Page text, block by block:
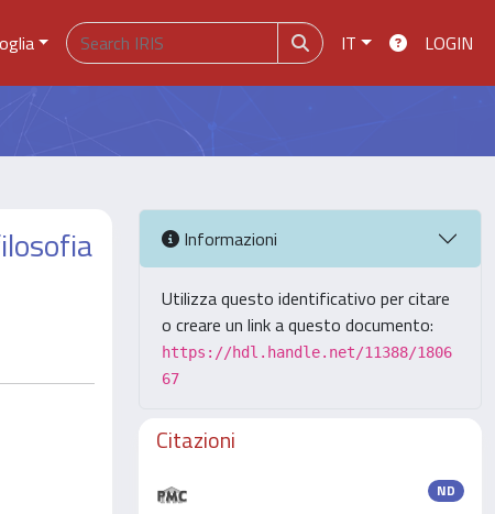
IT LOGIN
Informazioni
Utilizza questo identificativo per citare
o creare un link a questo documento:
https://hdl.handle.net/11388/1806
67
Citazioni
ND